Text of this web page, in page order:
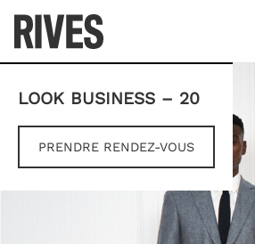
content
LOOK BUSINESS – 20
PRENDRE RENDEZ-VOUS